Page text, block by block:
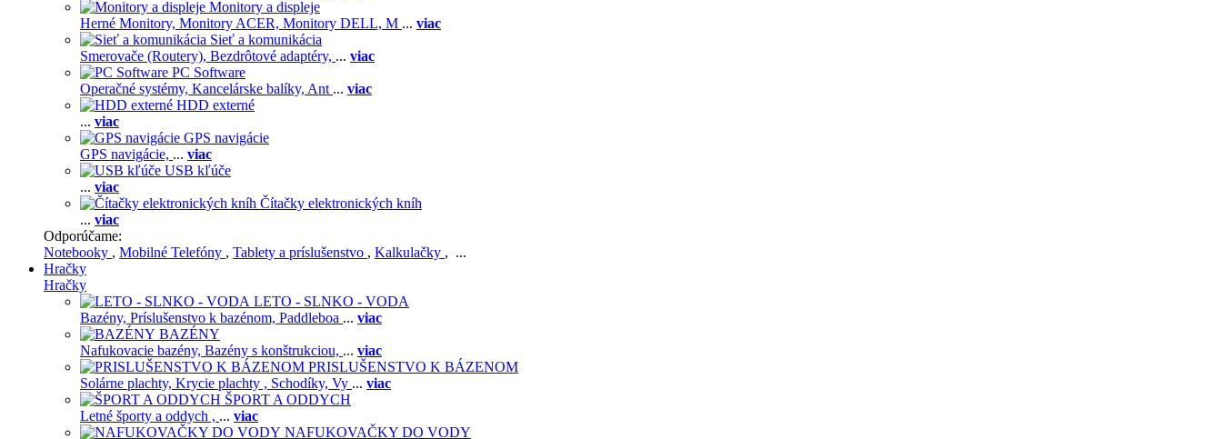
Monitory a displeje
Herné Monitory, Monitory ACER, Monitory DELL, M ... viac
Sieť a komunikácia
Smerovače (Routery), Bezdrôtové adaptéry, ... viac
PC Software
Operačné systémy, Kancelárske balíky, Ant ... viac
HDD externé
... viac
GPS navigácie
GPS navigácie, ... viac
USB kľúče
... viac
Čítačky elektronických kníh
... viac
Odporúčame:
Notebooky , Mobilné Telefóny , Tablety a príslušenstvo , Kalkulačky , ...
Hračky
Hračky
LETO - SLNKO - VODA
Bazény, Príslušenstvo k bazénom, Paddleboa ... viac
BAZÉNY
Nafukovacie bazény, Bazény s konštrukciou, ... viac
PRISLUŠENSTVO K BÁZENOM
Solárne plachty, Krycie plachty , Schodíky, Vy ... viac
ŠPORT A ODDYCH
Letné športy a oddych , ... viac
NAFUKOVAČKY DO VODY